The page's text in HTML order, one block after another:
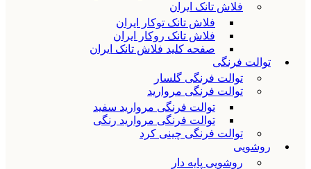
فلاش تانک ایران
فلاش تانک توکار ایران
فلاش تانک روکار ایران
صفحه کلید فلاش تانک ایران
توالت فرنگی
توالت فرنگی گلسار
توالت فرنگی مروارید
توالت فرنگی مروارید سفید
توالت فرنگی مروارید رنگی
توالت فرنگی چینی کرد
روشویی
روشویی پایه دار